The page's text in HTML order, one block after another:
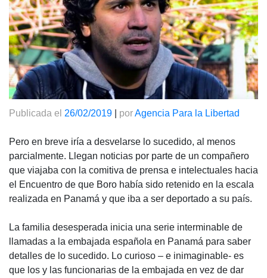
Publicada el 26/02/2019 porAgencia Para la Libertad
Pero en breve iría a desvelarse lo sucedido, al menos
parcialmente. Llegan noticias por parte de un compañero
que viajaba con la comitiva de prensa e intelectuales hacia
el Encuentro de que Boro había sido retenido en la escala
realizada en Panamá y que iba a ser deportado a su país.
La familia desesperada inicia una serie interminable de
llamadas a la embajada española en Panamá para saber
detalles de lo sucedido. Lo curioso – e inimaginable- es
que los y las funcionarias de la embajada en vez de dar